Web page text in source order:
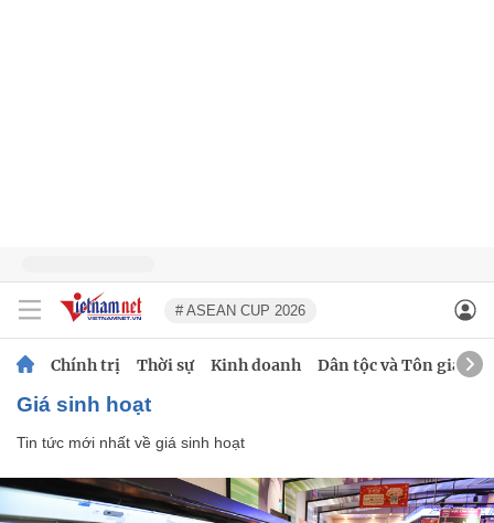
# ASEAN CUP 2026
Chính trị Thời sự Kinh doanh Dân tộc và Tôn giáo
giá sinh hoạt
Tin tức mới nhất về giá sinh hoạt